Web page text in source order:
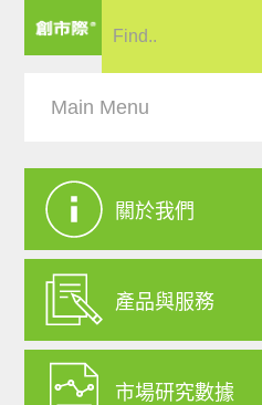
關於我們
產品與服務
市場研究數據